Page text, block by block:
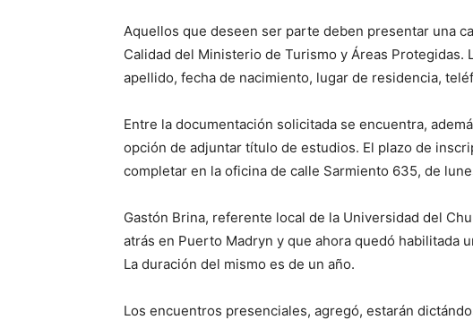
Aquellos que deseen ser parte deben presentar una
Calidad del Ministerio de Turismo y Áreas Protegidas.
apellido, fecha de nacimiento, lugar de residencia,
Entre la documentación solicitada se encuentra,
opción de adjuntar título de estudios. El plazo de
completar en la oficina de calle Sarmiento 635, de
Gastón Brina, referente local de la Universidad del
atrás en Puerto Madryn y que ahora quedó habilitada
La duración del mismo es de un año.
Los encuentros presenciales, agregó, estarán